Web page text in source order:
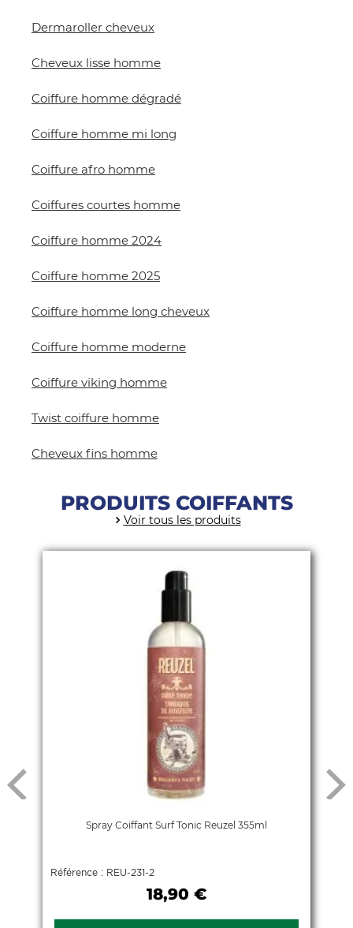
Dermaroller cheveux
Cheveux lisse homme
Coiffure homme dégradé
Coiffure homme mi long
Coiffure afro homme
Coiffures courtes homme
Coiffure homme 2024
Coiffure homme 2025
Coiffure homme long cheveux
Coiffure homme moderne
Coiffure viking homme
Twist coiffure homme
Cheveux fins homme
PRODUITS COIFFANTS
Voir tous les produits
Spray Coiffant Surf Tonic Reuzel 355ml
Référence : REU-231-2
18,90 €